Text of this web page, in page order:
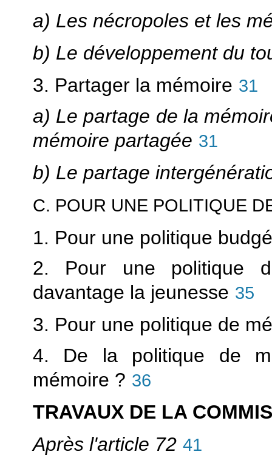
a) Les nécropoles et les
b) Le développement du
3. Partager la mémoire 31
a) Le partage de la
mémoire partagée 31
b) Le partage
C. POUR UNE POLITIQUE
1. Pour une politique
2. Pour une politique
davantage la jeunesse 35
3. Pour une politique de
4. De la politique de
mémoire ? 36
TRAVAUX DE LA
Après l'article 72 41